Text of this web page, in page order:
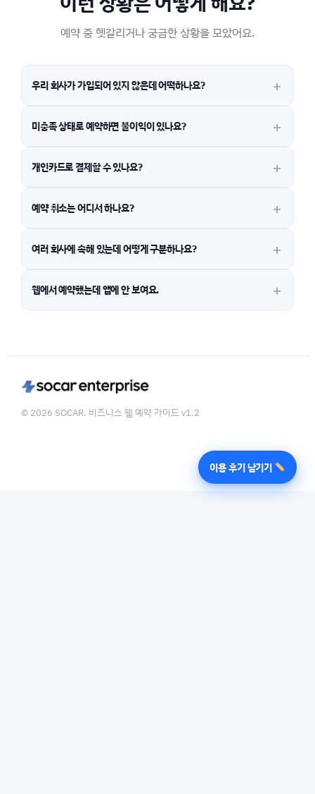
예약 중 헷갈리거나 궁금한 상황을 모았어요.
우리 회사가 가입되어 있지 않은데 어떡하나요?
미충족 상태로 예약하면 불이익이 있나요?
개인카드로 결제할 수 있나요?
예약 취소는 어디서 하나요?
여러 회사에 속해 있는데 어떻게 구분하나요?
웹에서 예약했는데 앱에 안 보여요.
© 2026 SOCAR. 비즈니스 웹 예약 가이드 v1.2
이용 후기 남기기